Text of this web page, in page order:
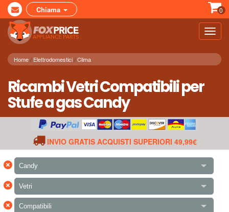
Chiama 0
Home Elettrodomestici Clima
Ricambi Vetri Compatibili per
Stufe a gas Candy
INVIO GRATIS ACQUISTI SUPERIORI 49,99€
× Candy
× Vetri
× Compatibili